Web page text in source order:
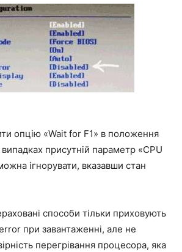
опцію «Wait for F1» в положення
присутній параметр «CPU
ігнорувати, вказавши стан
способи тільки приховують
при завантаженні, але не
перегрівання процесора, яка